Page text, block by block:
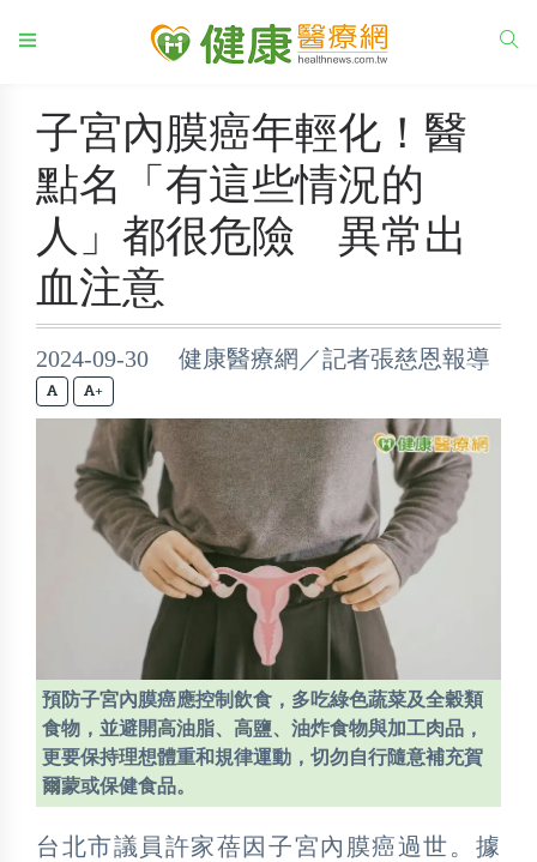
子宮內膜癌年輕化！醫
點名「有這些情況的
人」都很危險 異常出
血注意
2024-09-30 健康醫療網／記者張慈恩報導
+
預防子宮內膜癌應控制飲食，多吃綠色蔬菜及全穀類
食物，並避開高油脂、高鹽、油炸食物與加工肉品，
更要保持理想體重和規律運動，切勿自行隨意補充賀
爾蒙或保健食品。
台北市議員許家蓓因子宮內膜癌過世。據